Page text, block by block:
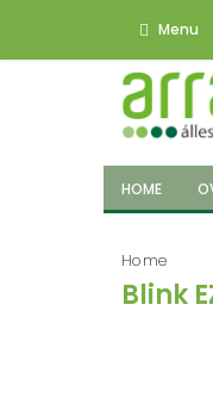
Menu
HOME
Home
Blink